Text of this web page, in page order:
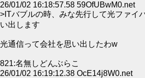
26/01/02 16:18:57.58 59OfUBwM0.net
>ITバブルの時、みな先行して光ファイ
い出します
光通信って会社を思い出したわw
821:名無しどんぶらこ
26/01/02 16:19:12.38 OcE14j8W0.net